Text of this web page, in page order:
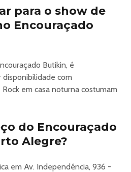
para o show de
Encouraçado
Butikin, é
com
em casa noturna costumam
do Encouraçado
Alegre?
em Av. Independência, 936 -